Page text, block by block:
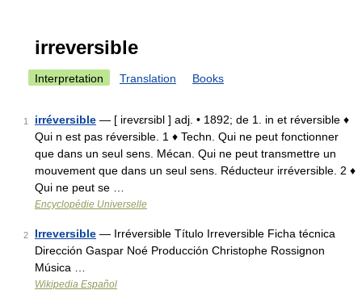
irreversible
Interpretation Translation Books
1 irréversible — [ irevɛrsibl ] adj. • 1892; de 1. in et réversible ♦
Qui n est pas réversible. 1 ♦ Techn. Qui ne peut fonctionner
que dans un seul sens. Mécan. Qui ne peut transmettre un
mouvement que dans un seul sens. Réducteur irréversible. 2 ♦
Qui ne peut se …
Encyclopédie Universelle
2 Irreversible — Irréversible Título Irreversible Ficha técnica
Dirección Gaspar Noé Producción Christophe Rossignon
Música …
Wikipedia Español